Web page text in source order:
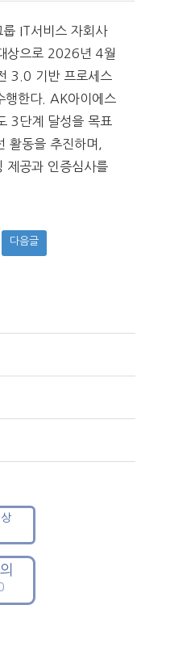
IT서비스 자회사
상으로 2026년 4월
3.0 기반 프로세스
행한다. AK아이에스
3단계 달성을 목표
활동을 추진하며,
제공과 인증심사를
다음글